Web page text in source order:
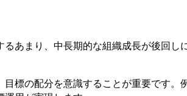
るあまり、中長期的な組織成長が後回
目標の配分を意識することが重要です